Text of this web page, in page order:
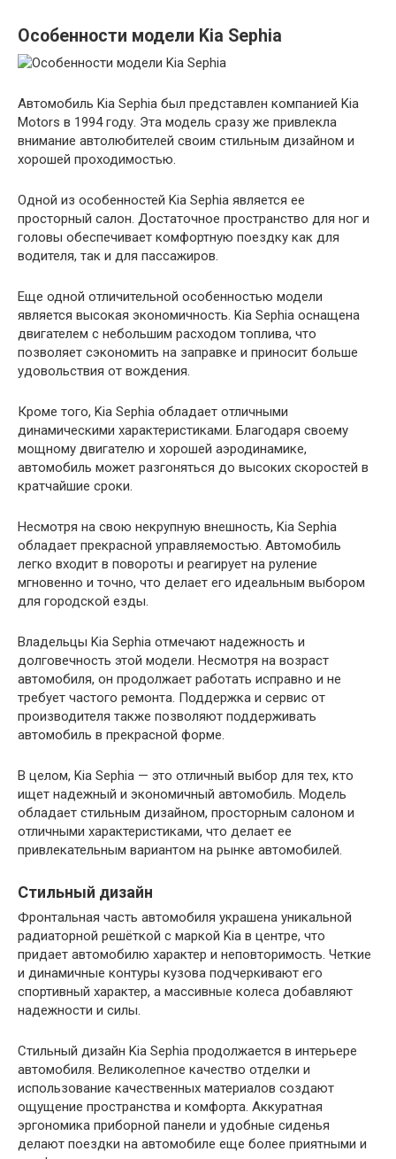
Особенности модели Kia Sephia
Автомобиль Kia Sephia был представлен компанией Kia
Motors в 1994 году. Эта модель сразу же привлекла
внимание автолюбителей своим стильным дизайном и
хорошей проходимостью.
Одной из особенностей Kia Sephia является ее
просторный салон. Достаточное пространство для ног и
головы обеспечивает комфортную поездку как для
водителя, так и для пассажиров.
Еще одной отличительной особенностью модели
является высокая экономичность. Kia Sephia оснащена
двигателем с небольшим расходом топлива, что
позволяет сэкономить на заправке и приносит больше
удовольствия от вождения.
Кроме того, Kia Sephia обладает отличными
динамическими характеристиками. Благодаря своему
мощному двигателю и хорошей аэродинамике,
автомобиль может разгоняться до высоких скоростей в
кратчайшие сроки.
Несмотря на свою некрупную внешность, Kia Sephia
обладает прекрасной управляемостью. Автомобиль
легко входит в повороты и реагирует на руление
мгновенно и точно, что делает его идеальным выбором
для городской езды.
Владельцы Kia Sephia отмечают надежность и
долговечность этой модели. Несмотря на возраст
автомобиля, он продолжает работать исправно и не
требует частого ремонта. Поддержка и сервис от
производителя также позволяют поддерживать
автомобиль в прекрасной форме.
В целом, Kia Sephia — это отличный выбор для тех, кто
ищет надежный и экономичный автомобиль. Модель
обладает стильным дизайном, просторным салоном и
отличными характеристиками, что делает ее
привлекательным вариантом на рынке автомобилей.
Стильный дизайн
Фронтальная часть автомобиля украшена уникальной
радиаторной решёткой с маркой Kia в центре, что
придает автомобилю характер и неповторимость. Четкие
и динамичные контуры кузова подчеркивают его
спортивный характер, а массивные колеса добавляют
надежности и силы.
Стильный дизайн Kia Sephia продолжается в интерьере
автомобиля. Великолепное качество отделки и
использование качественных материалов создают
ощущение пространства и комфорта. Аккуратная
эргономика приборной панели и удобные сиденья
делают поездки на автомобиле еще более приятными и